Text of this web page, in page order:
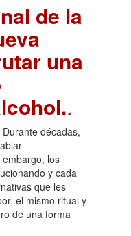
de la
una
.
décadas,
los
y cada
que les
el mismo ritual y
de una forma